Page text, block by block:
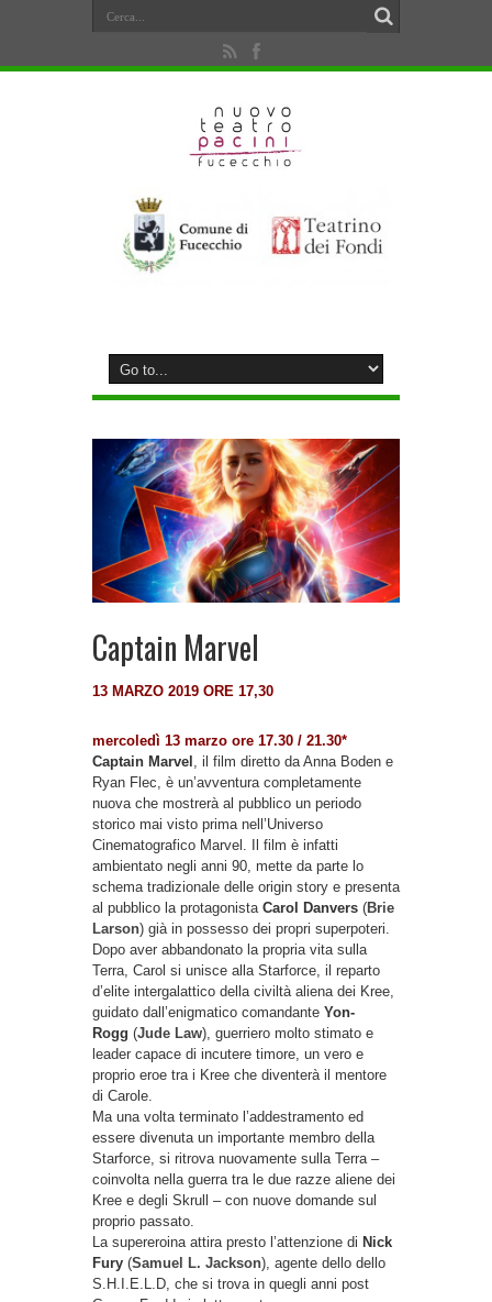
Captain Marvel
13 MARZO 2019 ORE 17,30
mercoledì 13 marzo ore 17.30 / 21.30*
Captain Marvel
, il film diretto da Anna Boden e
Ryan Flec, è un’avventura completamente
nuova che mostrerà al pubblico un periodo
storico mai visto prima nell’Universo
Cinematografico Marvel. Il film è infatti
ambientato negli anni 90, mette da parte lo
schema tradizionale delle origin story e presenta
al pubblico la protagonista Carol Danvers (Brie
Larson) già in possesso dei propri superpoteri.
Dopo aver abbandonato la propria vita sulla
Terra, Carol si unisce alla Starforce, il reparto
d’elite intergalattico della civiltà aliena dei Kree,
guidato dall’enigmatico comandante Yon-
Rogg (Jude Law), guerriero molto stimato e
leader capace di incutere timore, un vero e
proprio eroe tra i Kree che diventerà il mentore
di Carole.
Ma una volta terminato l’addestramento ed
essere divenuta un importante membro della
Starforce, si ritrova nuovamente sulla Terra –
coinvolta nella guerra tra le due razze aliene dei
Kree e degli Skrull – con nuove domande sul
proprio passato.
La supereroina attira presto l’attenzione di Nick
Fury (Samuel L. Jackson), agente dello dello
S.H.I.E.L.D, che si trova in quegli anni post